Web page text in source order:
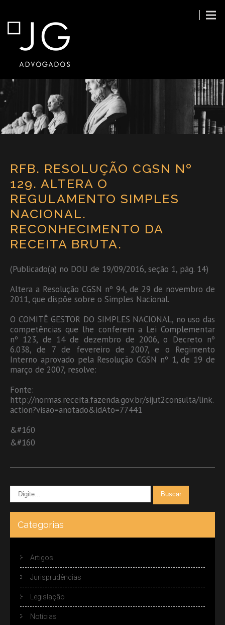
RFB. RESOLUÇÃO CGSN Nº
129. ALTERA O
REGULAMENTO SIMPLES
NACIONAL.
RECONHECIMENTO DA
RECEITA BRUTA.
(Publicado(a) no DOU de 19/09/2016, seção 1, pág. 14)
Altera a Resolução CGSN nº 94, de 29 de novembro de
2011, que dispõe sobre o Simples Nacional.
O COMITÊ GESTOR DO SIMPLES NACIONAL, no uso das
competências que lhe conferem a Lei Complementar
nº 123, de 14 de dezembro de 2006, o Decreto nº
6.038, de 7 de fevereiro de 2007, e o Regimento
Interno aprovado pela Resolução CGSN nº 1, de 19 de
março de 2007, resolve:
Fonte:
http://normas.receita.fazenda.gov.br/sijut2consulta/link.
action?visao=anotado&idAto=77441
&#160
&#160
Categorias
Artigos
Jurisprudências
Legislação
Notícias